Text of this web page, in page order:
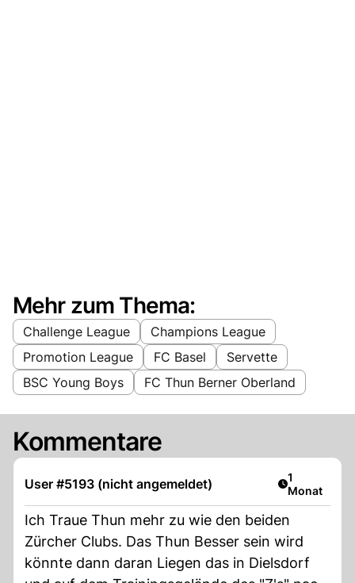
Mehr zum Thema:
Challenge League
Champions League
Promotion League
FC Basel
Servette
BSC Young Boys
FC Thun Berner Oberland
Kommentare
User #5193 (nicht angemeldet) Artikel
1
Monat
Ich Traue Thun mehr zu wie den beiden
Zürcher Clubs. Das Thun Besser sein wird
könnte dann daran Liegen das in Dielsdorf